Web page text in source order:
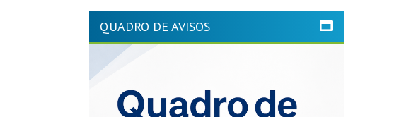
QUADRO DE AVISOS